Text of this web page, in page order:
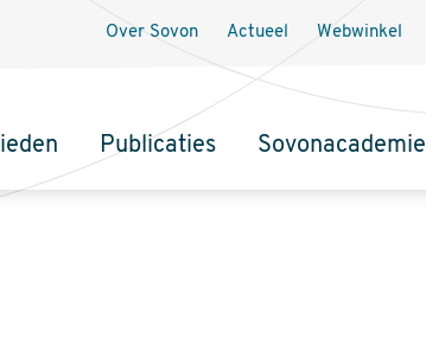
Publicaties Sovonacademie
Over Sovon Actueel Webwinkel